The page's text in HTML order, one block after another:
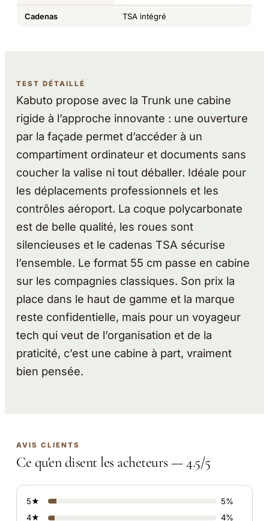
Cadenas TSA intégré
TEST DÉTAILLÉ
Kabuto propose avec la Trunk une cabine
rigide à l’approche innovante : une ouverture
par la façade permet d’accéder à un
compartiment ordinateur et documents sans
coucher la valise ni tout déballer. Idéale pour
les déplacements professionnels et les
contrôles aéroport. La coque polycarbonate
est de belle qualité, les roues sont
silencieuses et le cadenas TSA sécurise
l’ensemble. Le format 55 cm passe en cabine
sur les compagnies classiques. Son prix la
place dans le haut de gamme et la marque
reste confidentielle, mais pour un voyageur
tech qui veut de l’organisation et de la
praticité, c’est une cabine à part, vraiment
bien pensée.
AVIS CLIENTS
Ce qu'en disent les acheteurs — 4.5/5
5★
5%
4★
4%